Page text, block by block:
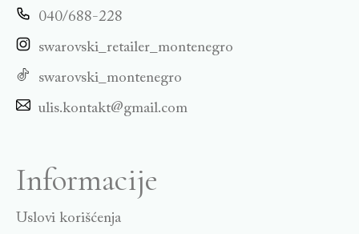
040/688-228
swarovski_retailer_montenegro
swarovski_montenegro
ulis.kontakt@gmail.com
Informacije
Uslovi korišćenja